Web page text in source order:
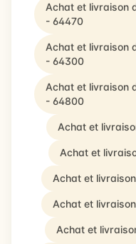
Achat et livraison
- 64470
Achat et livraison
- 64300
Achat et livraison
- 64800
Achat et
Achat et
Achat et
Achat et
Achat et